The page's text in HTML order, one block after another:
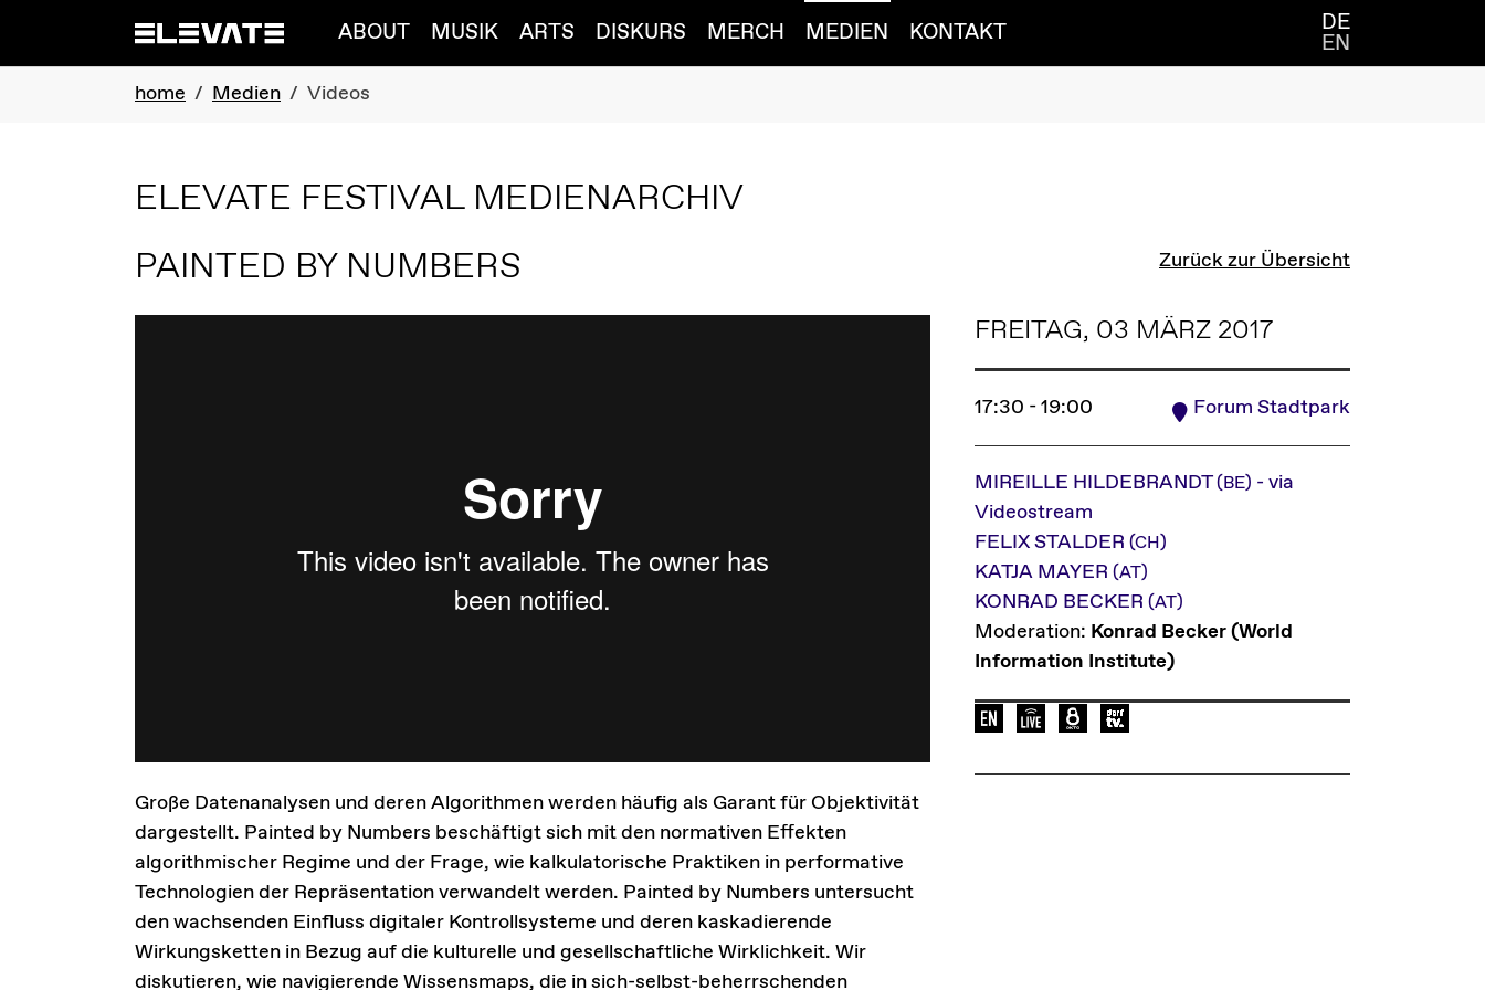
ABOUT MUSIK ARTS DISKURS MERCH MEDIEN KONTAKT DE
EN
You are here:
home Medien Videos
ELEVATE FESTIVAL MEDIENARCHIV
PAINTED BY NUMBERS
Zurück zur Übersicht
Große Datenanalysen und deren Algorithmen werden häufig als Garant für Objektivität
dargestellt. Painted by Numbers beschäftigt sich mit den normativen Effekten
algorithmischer Regime und der Frage, wie kalkulatorische Praktiken in performative
Technologien der Repräsentation verwandelt werden. Painted by Numbers untersucht
den wachsenden Einfluss digitaler Kontrollsysteme und deren kaskadierende
Wirkungsketten in Bezug auf die kulturelle und gesellschaftliche Wirklichkeit. Wir
diskutieren, wie navigierende Wissensmaps, die in sich-selbst-beherrschenden
FREITAG, 03 MÄRZ 2017
17:30 - 19:00 Forum Stadtpark
MIREILLE HILDEBRANDT(BE) - via
Videostream
FELIX STALDER (CH)
KATJA MAYER (AT)
KONRAD BECKER (AT)
Moderation: Konrad Becker (World
Information Institute)
Sprache der Veranstaltung: en
Elevate Mediachannel Livestream
Liveübertragung bei Okto.tv im